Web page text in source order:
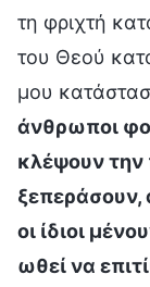
τη φριχτή
του Θεού
μου
άνθρωποι
κλέψουν την
οι ίδιοι
ωθεί να